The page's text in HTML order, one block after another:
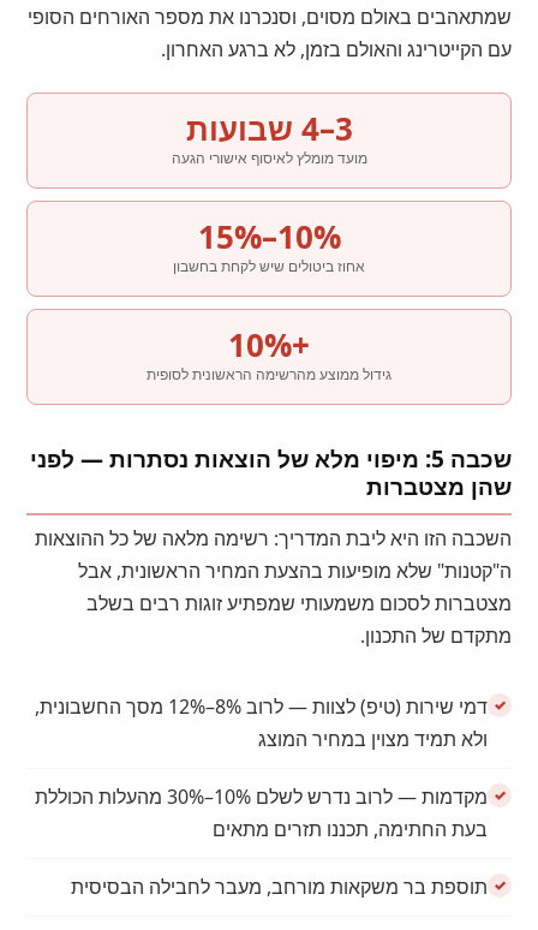
שמתאהבים באולם מסוים, וסנכרנו את מספר האורחים הסופי
עם הקייטרינג והאולם בזמן, לא ברגע האחרון.
3–4 שבועות
מועד מומלץ לאיסוף אישורי הגעה
10%–15%
אחוז ביטולים שיש לקחת בחשבון
+10%
גידול ממוצע מהרשימה הראשונית לסופית
שכבה 5: מיפוי מלא של הוצאות נסתרות — לפני
שהן מצטברות
השכבה הזו היא ליבת המדריך: רשימה מלאה של כל ההוצאות
ה"קטנות" שלא מופיעות בהצעת המחיר הראשונית, אבל
מצטברות לסכום משמעותי שמפתיע זוגות רבים בשלב
מתקדם של התכנון.
דמי שירות (טיפ) לצוות — לרוב 8%–12% מסך החשבונית,
ולא תמיד מצוין במחיר המוצג
מקדמות — לרוב נדרש לשלם 10%–30% מהעלות הכוללת
בעת החתימה, תכננו תזרים מתאים
תוספת בר משקאות מורחב, מעבר לחבילה הבסיסית